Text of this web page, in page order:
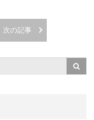
次の記事